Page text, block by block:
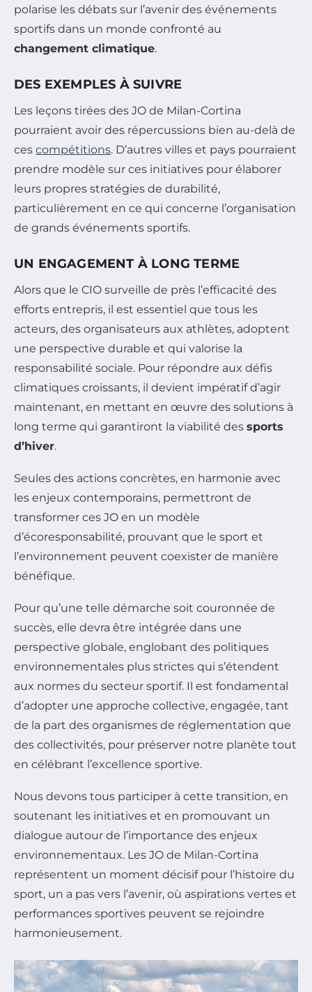
polarise les débats sur l’avenir des événements
sportifs dans un monde confronté au
changement climatique.
DES EXEMPLES À SUIVRE
Les leçons tirées des JO de Milan-Cortina
pourraient avoir des répercussions bien au-delà de
ces compétitions. D’autres villes et pays pourraient
prendre modèle sur ces initiatives pour élaborer
leurs propres stratégies de durabilité,
particulièrement en ce qui concerne l’organisation
de grands événements sportifs.
UN ENGAGEMENT À LONG TERME
Alors que le CIO surveille de près l’efficacité des
efforts entrepris, il est essentiel que tous les
acteurs, des organisateurs aux athlètes, adoptent
une perspective durable et qui valorise la
responsabilité sociale. Pour répondre aux défis
climatiques croissants, il devient impératif d’agir
maintenant, en mettant en œuvre des solutions à
long terme qui garantiront la viabilité des sports
d’hiver.
Seules des actions concrètes, en harmonie avec
les enjeux contemporains, permettront de
transformer ces JO en un modèle
d’écoresponsabilité, prouvant que le sport et
l’environnement peuvent coexister de manière
bénéfique.
Pour qu’une telle démarche soit couronnée de
succès, elle devra être intégrée dans une
perspective globale, englobant des politiques
environnementales plus strictes qui s’étendent
aux normes du secteur sportif. Il est fondamental
d’adopter une approche collective, engagée, tant
de la part des organismes de réglementation que
des collectivités, pour préserver notre planète tout
en célébrant l’excellence sportive.
Nous devons tous participer à cette transition, en
soutenant les initiatives et en promouvant un
dialogue autour de l’importance des enjeux
environnementaux. Les JO de Milan-Cortina
représentent un moment décisif pour l’histoire du
sport, un a pas vers l’avenir, où aspirations vertes et
performances sportives peuvent se rejoindre
harmonieusement.